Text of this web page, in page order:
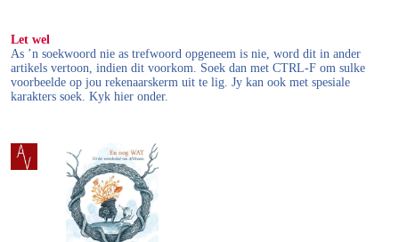
Let wel
As ’n soekwoord nie as trefwoord opgeneem is nie, word dit in ander
artikels vertoon, indien dit voorkom. Soek dan met CTRL-F om sulke
voorbeelde op jou rekenaarskerm uit te lig. Jy kan ook met spesiale
karakters soek. Kyk hier onder.